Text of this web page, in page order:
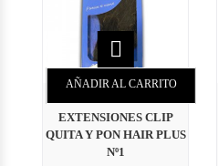

AÑADIR AL CARRITO
EXTENSIONES CLIP
QUITA Y PON HAIR PLUS
Nº1